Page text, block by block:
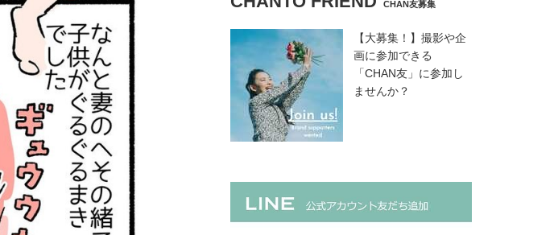
CHAN友募集
【大募集！】撮影や企
画に参加できる
「CHAN友」に参加し
ませんか？